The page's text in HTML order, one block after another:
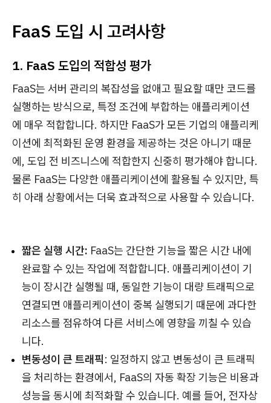
FaaS 도입 시 고려사항
1. FaaS 도입의 적합성 평가
FaaS는 서버 관리의 복잡성을 없애고 필요할 때만 코드를
실행하는 방식으로, 특정 조건에 부합하는 애플리케이션
에 매우 적합합니다. 하지만 FaaS가 모든 기업의 애플리케
이션에 최적화된 운영 환경을 제공하는 것은 아니기 때문
에, 도입 전 비즈니스에 적합한지 신중히 평가해야 합니다.
물론 FaaS는 다양한 애플리케이션에 활용될 수 있지만, 특
히 아래 상황에서는 더욱 효과적으로 사용할 수 있습니다.
짧은 실행 시간: FaaS는 간단한 기능을 짧은 시간 내에
완료할 수 있는 작업에 적합합니다. 애플리케이션이 기
능이 장시간 실행될 때, 동일한 기능이 대량 트래픽으로
연결되면 애플리케이션이 중복 실행되기 때문에 과다한
리소스를 점유하여 다른 서비스에 영향을 끼칠 수 있습
니다.
변동성이 큰 트래픽: 일정하지 않고 변동성이 큰 트래픽
을 처리하는 환경에서, FaaS의 자동 확장 기능은 비용과
성능을 동시에 최적화할 수 있습니다. 예를 들어, 전자상